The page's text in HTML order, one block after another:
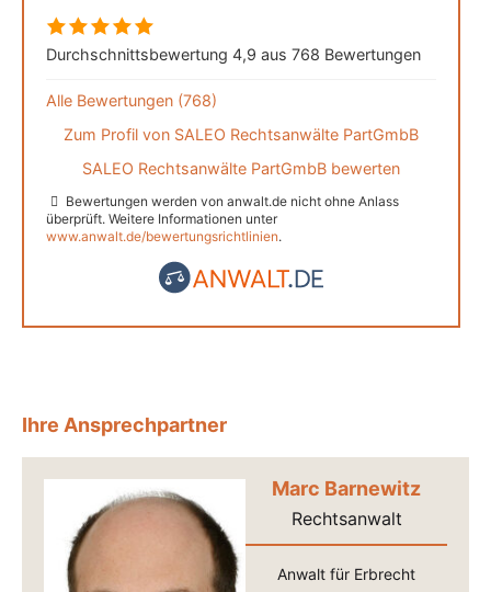
Durchschnittsbewertung 4,9 aus 768 Bewertungen
Alle Bewertungen (768)
Zum Profil von SALEO Rechtsanwälte PartGmbB
SALEO Rechtsanwälte PartGmbB bewerten
Bewertungen werden von anwalt.de nicht ohne Anlass
überprüft. Weitere Informationen unter
www.anwalt.de/bewertungsrichtlinien.
Ihre Ansprechpartner
Marc Barnewitz
Rechtsanwalt
Anwalt für Erbrecht